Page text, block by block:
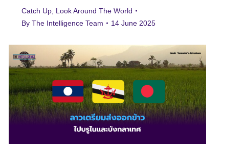
Catch Up Look Around The World
By The Intelligence Team 14 June 2025